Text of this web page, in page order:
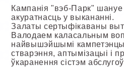
Кампанія "вэб-Парк" шануе
акуратнасць у выкананні.
Залаты сертыфікаваны
Валодаем каласальным
найвышэйшымі
стварэння, аптымізацыі і
ўкаранення сістэм